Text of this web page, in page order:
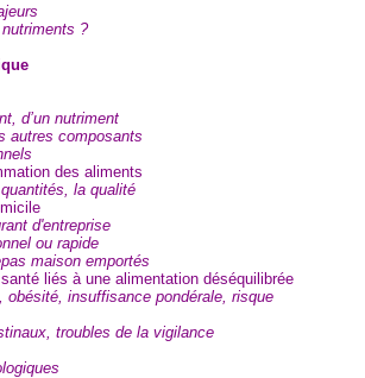
?
d’un nutriment
autres composants
des aliments
la qualité
d'entreprise
ou rapide
maison emportés
liés à une alimentation déséquilibrée
insuffisance pondérale, risque
troubles de la vigilance